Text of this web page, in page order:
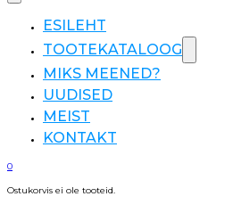
ESILEHT
TOOTEKATALOOG
MIKS MEENED?
UUDISED
MEIST
KONTAKT
0
Ostukorvis ei ole tooteid.